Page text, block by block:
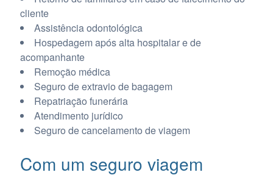
cliente
Assistência odontológica
Hospedagem após alta hospitalar e de
acompanhante
Remoção médica
Seguro de extravio de bagagem
Repatriação funerária
Atendimento jurídico
Seguro de cancelamento de viagem
Com um seguro viagem